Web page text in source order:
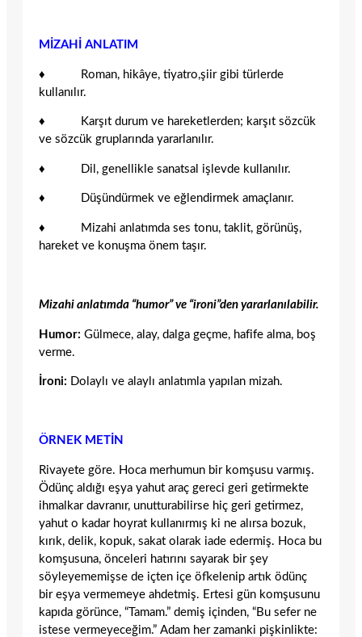
MİZAHİ ANLATIM
♦ Roman, hikâye, tiyatro,şiir gibi türlerde
kullanılır.
♦ Karşıt durum ve hareketlerden; karşıt sözcük
ve sözcük gruplarında yararlanılır.
♦ Dil, genellikle sanatsal işlevde kullanılır.
♦ Düşündürmek ve eğlendirmek amaçlanır.
♦ Mizahi anlatımda ses tonu, taklit, görünüş,
hareket ve konuşma önem taşır.
Mizahi anlatımda “humor” ve “ironi”den yararlanılabilir.
Humor: Gülmece, alay, dalga geçme, hafife alma, boş
verme.
İroni: Dolaylı ve alaylı anlatımla yapılan mizah.
ÖRNEK METİN
Rivayete göre. Hoca merhumun bir komşusu varmış.
Ödünç aldığı eşya yahut araç gereci geri getirmekte
ihmalkar davranır, unutturabilirse hiç geri getirmez,
yahut o kadar hoyrat kullanırmış ki ne alırsa bozuk,
kırık, delik, kopuk, sakat olarak iade edermiş. Hoca bu
komşusuna, önceleri hatırını sayarak bir şey
söyleyememişse de içten içe öfkelenip artık ödünç
bir eşya vermemeye ahdetmiş. Ertesi gün komşusunu
kapıda görünce, “Tamam.” demiş içinden, “Bu sefer ne
istese vermeyeceğim.” Adam her zamanki pişkin­likte: